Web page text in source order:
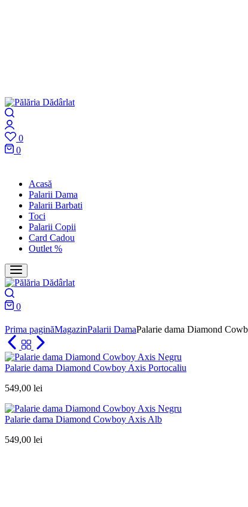
Pălăria
Dădârlat
o
pălărie
cu
tradiție
din
0
Wishlist
0
Acasă
Palarii Dama
Palarii Barbati
Toci
Palarii Copii
Card Cadou
Outlet %
0
Prima paginăMagazinPalarii DamaPalarie dama Diamond
Palarie dama Diamond Cowboy Axis Portocaliu
549,00 lei
Palarie dama Diamond Cowboy Axis Alb
549,00 lei